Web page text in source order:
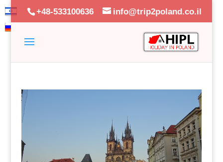
+48-533100636 info@trip2poland.co.il